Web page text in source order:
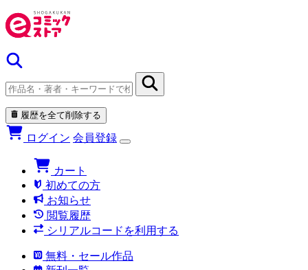
履歴を全て削除する
ログイン 会員登録
カート
初めての方
お知らせ
閲覧履歴
シリアルコードを利用する
無料・セール作品